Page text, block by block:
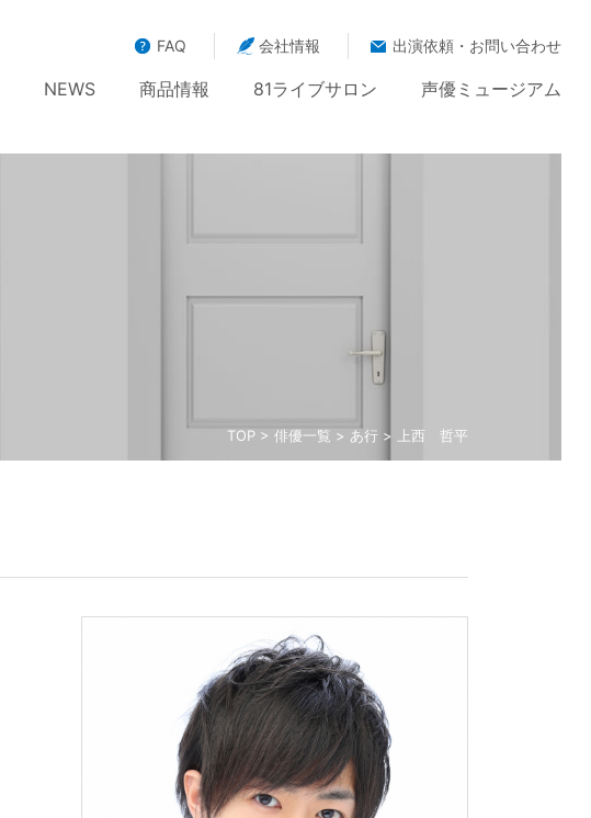
FAQ 会社情報 出演依頼・お問い合わせ
NEWS 商品情報 81ライブサロン 声優ミュージアム
TOP> 俳優一覧 > あ行> 上西 哲平